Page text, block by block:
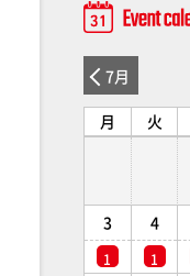
7月
月 火
3
1
4
1